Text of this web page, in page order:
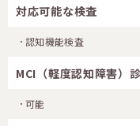
対応可能な検査
認知機能検査
MCI（軽度認知障害）
可能